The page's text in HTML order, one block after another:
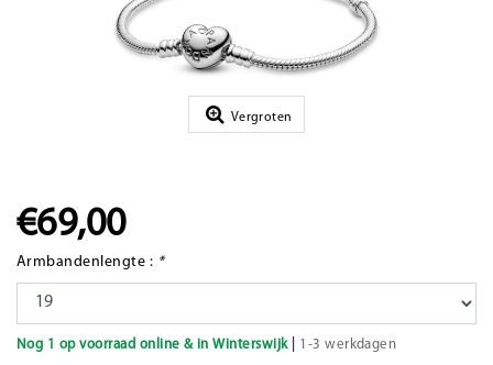
Vergroten
€69,00
Armbandenlengte : *
Nog 1 op voorraad online & in Winterswijk| 1-3 werkdagen